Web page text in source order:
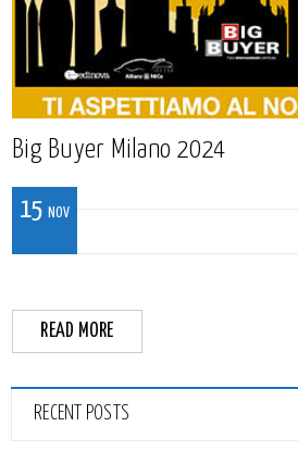
Big Buyer Milano 2024
15 NOV
READ MORE
RECENT POSTS